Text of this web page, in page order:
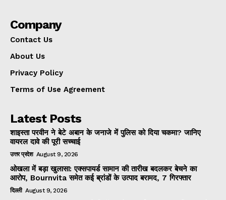
Company
Contact Us
About Us
Privacy Policy
Terms of Use Agreement
Latest Posts
शाइस्ता परवीन ने बेटे अबान के जनाजे में पुलिस को दिया चकमा? जानिए
वायरल दावे की पूरी सच्चाई
उत्तर प्रदेश August 9, 2026
ओखला में बड़ा खुलासा: एक्सपायर्ड सामान की तारीख बदलकर बेचने का
आरोप, Bournvita समेत कई ब्रांडों के उत्पाद बरामद, 7 गिरफ्तार
दिल्ली August 9, 2026